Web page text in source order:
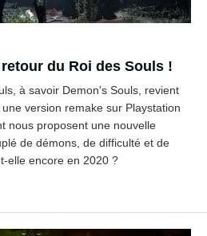
du Roi des Souls !
à savoir Demon's Souls, revient
version remake sur Playstation
nous proposent une nouvelle
de démons, de difficulté et de
elle encore en 2020 ?